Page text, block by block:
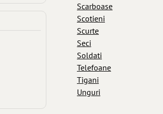
Scarboase
Scotieni
Scurte
Seci
Soldati
Telefoane
Tigani
Unguri